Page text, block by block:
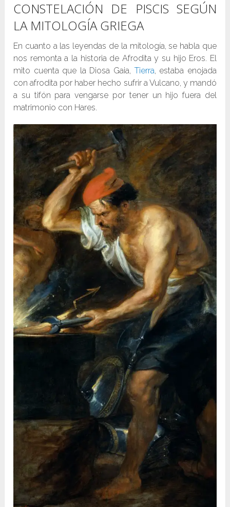
CONSTELACIÓN DE PISCIS SEGÚN
LA MITOLOGÍA GRIEGA
En cuanto a las leyendas de la mitología, se habla que
nos remonta a la historia de Afrodita y su hijo Eros. El
mito cuenta que la Diosa Gaia, Tierra, estaba enojada
con afrodita por haber hecho sufrir a Vulcano, y mandó
a su tifón para vengarse por tener un hijo fuera del
matrimonio con Hares.